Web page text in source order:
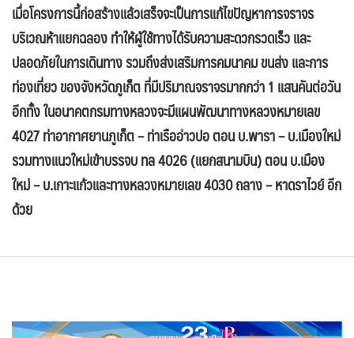
เมื่อโครงการนี้ก่อสร้างแล้วเสร็จจะเป็นการแก้ไขปัญหาการจราจร
บริเวณห้าแยกฉลอง ทำให้ผู้ใช้ทางได้รับความสะดวกรวดเร็ว และ
ปลอดภัยในการเดินทาง รวมถึงส่งเสริมการคมนาคม ขนส่ง และการ
ท่องเที่ยว ของจังหวัดภูเก็ต ที่มีปริมาณจราจรมากกว่า 1 แสนคันต่อวัน
อีกทั้ง ในอนาคตกรมทางหลวงจะมีแผนพัฒนาทางหลวงหมายเลข
4027 ท่าอากาศยานภูเก็ต – ท่าเรืออ่าวปอ ตอน บ.พารา – บ.เมืองใหม่
รวมทางแนวใหม่เข้าบรรจบ ทล 4026 (แยกสนามบิน) ตอน บ.เมือง
ใหม่ – บ.เกาะแก้วและทางหลวงหมายเลข 4030 ถลาง – หาดราไวย์ อีก
ด้วย